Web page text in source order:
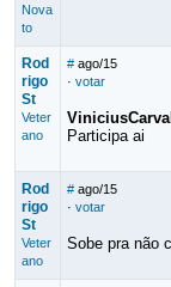
Nova
to
Rod
rigo
St
Veter
ano
# ago/15
· votar
Participa ai
Rod
rigo
St
Veter
ano
# ago/15
· votar
Sobe pra não